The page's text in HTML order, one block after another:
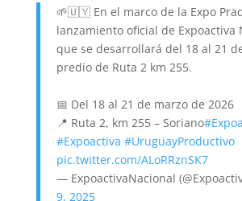
🌱🇺🇾 En el marco de la Expo
lanzamiento oficial de Expoactiva
que se desarrollará del 18 al 21
predio de Ruta 2 km 255.
📅 Del 18 al 21 de marzo de 2026
📍 Ruta 2, km 255 – Soriano
#Expoactiva #UruguayProductivo
pic.twitter.com/ALoRRznSK7
— ExpoactivaNacional
9, 2025